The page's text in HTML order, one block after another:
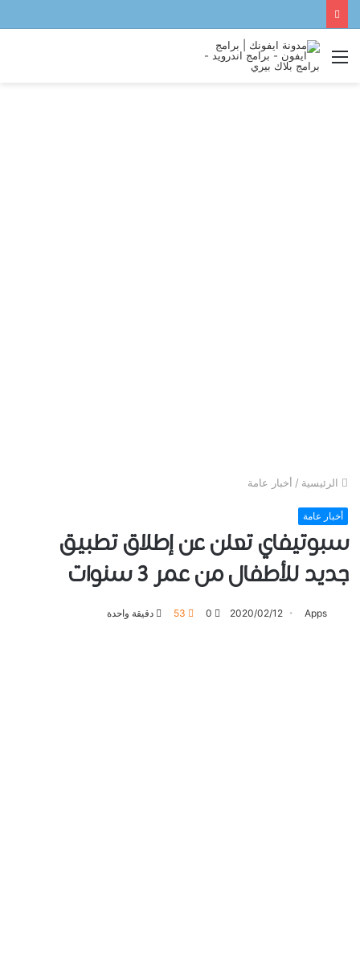
القائمة
الرئيسية / أخبار عامة
أخبار عامة
ﺳﺒﻮﺗﻴﻔﺎي تعلن عن إطلاق تطبيق
ﺟﺪﻳﺪ ﻟﻸﻃﻔﺎﻝ ﻣﻦ ﻋﻤﺮ 3 ﺳﻨﻮﺍﺕ
Apps
2020/02/12
0
53 دقيقة واحدة